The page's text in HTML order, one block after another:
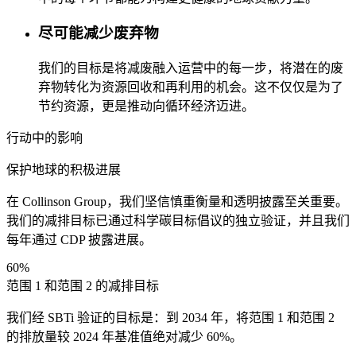
尽可能减少废弃物
我们的目标是将减废融入运营中的每一步，将潜在的废
弃物转化为资源回收和再利用的机会。这不仅仅是为了
节约资源，更是推动向循环经济迈进。
行动中的影响
保护地球的积极进展
在 Collinson Group，我们坚信慎重衡量和透明披露至关重要。
我们的减排目标已通过科学碳目标倡议的独立验证，并且我们
每年通过 CDP 披露进展。
60%
范围 1 和范围 2 的减排目标
我们经 SBTi 验证的目标是：到 2034 年，将范围 1 和范围 2
的排放量较 2024 年基准值绝对减少 60%。